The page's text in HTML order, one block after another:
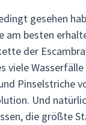
gesehen
am besten
der
viele
Pinselstriche
Und
die größte